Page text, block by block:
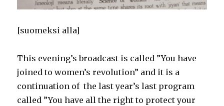
[suomeksi alla]
This evening’s broadcast is called ”You have
joined to women’s revolution” and it is a
continuation of the last year’s last program
called ”You have all the right to protect your